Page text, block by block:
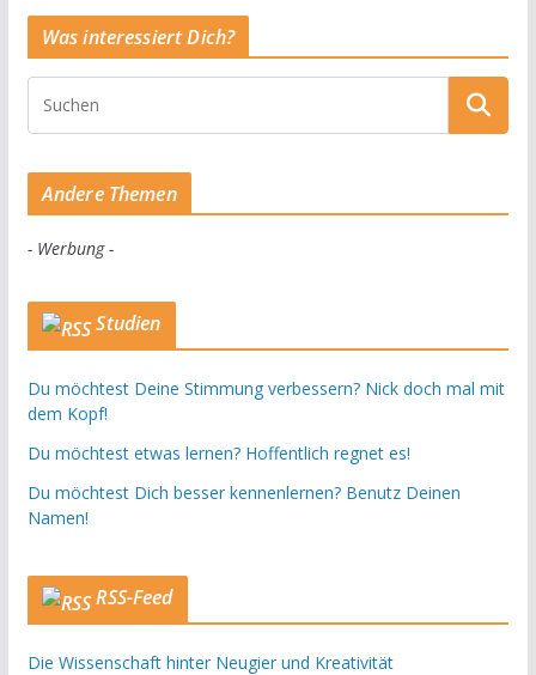
Was interessiert Dich?
Andere Themen
- Werbung -
Studien
Du möchtest Deine Stimmung verbessern? Nick doch mal mit
dem Kopf!
Du möchtest etwas lernen? Hoffentlich regnet es!
Du möchtest Dich besser kennenlernen? Benutz Deinen
Namen!
RSS-Feed
Die Wissenschaft hinter Neugier und Kreativität